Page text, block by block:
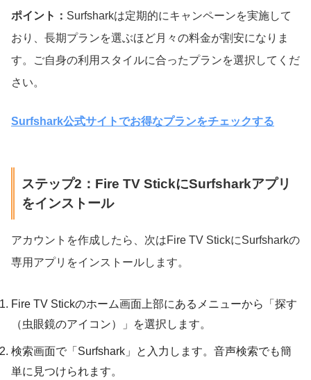
ポイント： Surfsharkは定期的にキャンペーンを実施して
おり、長期プランを選ぶほど月々の料金が割安になりま
す。ご自身の利用スタイルに合ったプランを選択してくだ
さい。
Surfshark公式サイトでお得なプランをチェックする
ステップ2：Fire TV StickにSurfsharkアプリ
をインストール
アカウントを作成したら、次はFire TV StickにSurfsharkの
専用アプリをインストールします。
Fire TV Stickのホーム画面上部にあるメニューから「探す
（虫眼鏡のアイコン）」を選択します。
検索画面で「Surfshark」と入力します。音声検索でも簡
単に見つけられます。